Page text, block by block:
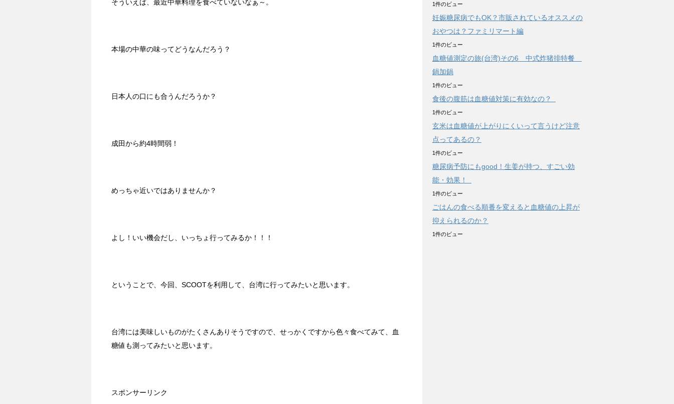
そういえば、最近中華料理を食べていないなぁ～。
本場の中華の味ってどうなんだろう？
日本人の口にも合うんだろうか？
成田から約4時間弱！
めっちゃ近いではありませんか？
よし！いい機会だし、いっちょ行ってみるか！！！
ということで、今回、SCOOTを利用して、台湾に行ってみたいと思います。
台湾には美味しいものがたくさんありそうですので、せっかくですから色々食べてみて、血
糖値も測ってみたいと思います。
スポンサーリンク
1件のビュー
妊娠糖尿病でもOK？市販されているオススメの
おやつは？ファミリマート編
1件のビュー
血糖値測定の旅(台湾)その6 中式炸猪排特餐
鍋加鍋
1件のビュー
食後の腹筋は血糖値対策に有効なの？
1件のビュー
玄米は血糖値が上がりにくいって言うけど注意
点ってあるの？
1件のビュー
糖尿病予防にもgood！生姜が持つ、すごい効
能・効果！
1件のビュー
ごはんの食べる順番を変えると血糖値の上昇が
抑えられるのか？
1件のビュー